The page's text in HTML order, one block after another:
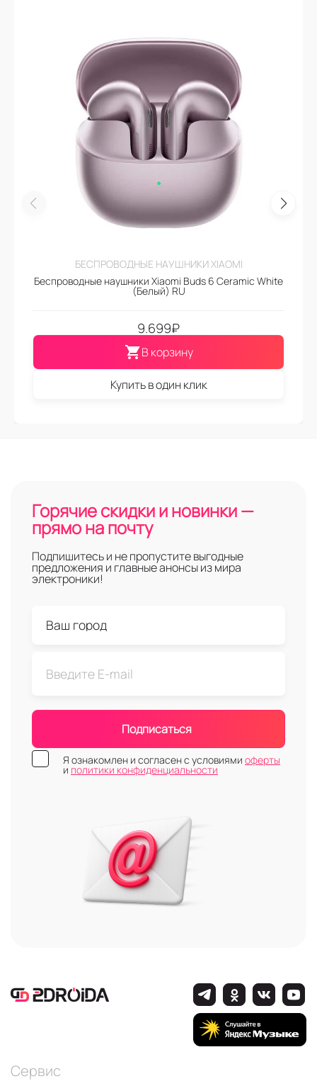
БЕСПРОВОДНЫЕ НАУШНИКИ XIAOMI
Беспроводные наушники Xiaomi Buds 6 Ceramic White
(Белый) RU
9.699₽
В корзину
Купить в один клик
Горячие скидки и новинки —
прямо на почту
Подпишитесь и не пропустите выгодные
предложения и главные анонсы из мира
электроники!
Подписаться
Я ознакомлен и согласен с условиями оферты
и политики конфиденциальности
Сервис